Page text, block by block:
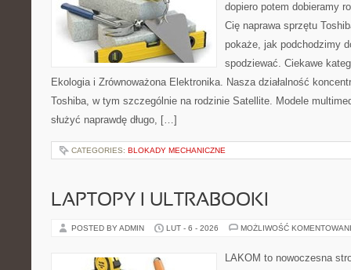
dopiero potem dobieramy
Cię naprawa sprzętu
pokaże, jak podchodzimy
spodziewać. Ciekawe
Ekologia i Zrównoważona Elektronika. Nasza działalność
Toshiba, w tym szczególnie na rodzinie Satellite. Modele
służyć naprawdę długo, […]
CATEGORIES: BLOKADY MECHANICZNE
LAPTOPY I ULTRABOOKI
POSTED BY ADMIN LUT - 6 - 2026 MOŻLIWOŚĆ
LAKOM to nowoczesna